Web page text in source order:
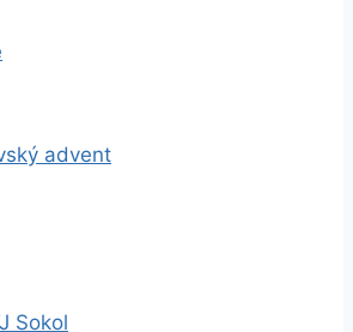
advent
Sokol